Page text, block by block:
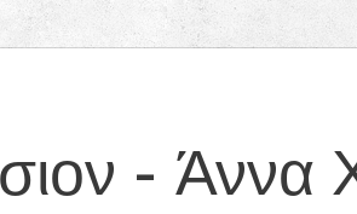
- Άννα